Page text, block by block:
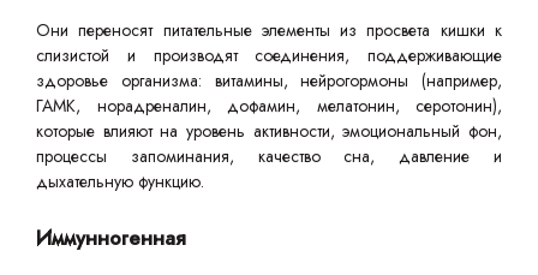
Они переносят питательные элементы из просвета кишки к
слизистой и производят соединения, поддерживающие
здоровье организма: витамины, нейрогормоны (например,
ГАМК, норадреналин, дофамин, мелатонин, серотонин),
которые влияют на уровень активности, эмоциональный фон,
процессы запоминания, качество сна, давление и
дыхательную функцию.
Иммунногенная